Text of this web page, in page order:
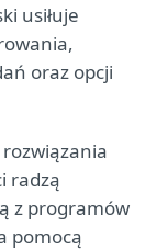
usiłuje
oraz opcji
radzą
z programów
pomocą